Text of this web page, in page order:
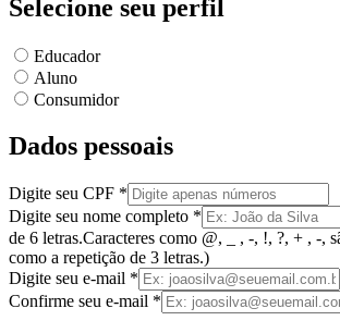
Selecione seu perfil
Educador
Aluno
Consumidor
Dados pessoais
Digite seu CPF *
Digite seu nome completo *
de 6 letras.Caracteres como @, _ , -, !, ?, + , -,
como a repetição de 3 letras.)
Digite seu e-mail *
Confirme seu e-mail *